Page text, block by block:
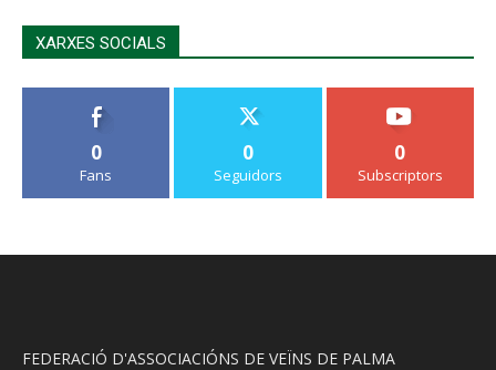
XARXES SOCIALS
0
Fans
0
Seguidors
0
Subscriptors
FEDERACIÓ D'ASSOCIACIÓNS DE VEÏNS DE PALMA